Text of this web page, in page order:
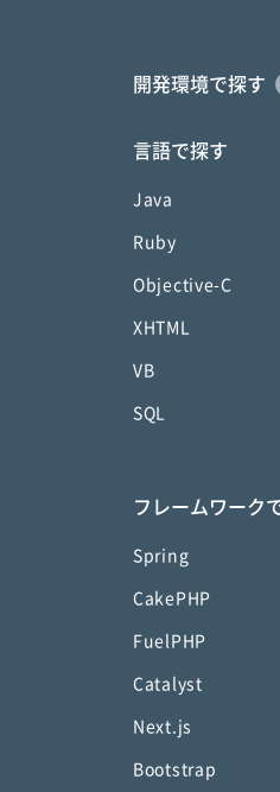
開発環境で探す
言語で探す
Java
Ruby
Objective-C
XHTML
VB
SQL
フレームワーク
Spring
CakePHP
FuelPHP
Catalyst
Next.js
Bootstrap